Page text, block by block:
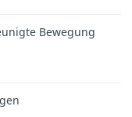
Bewegung